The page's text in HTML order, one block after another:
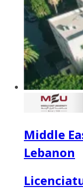
Middle
Lebanon